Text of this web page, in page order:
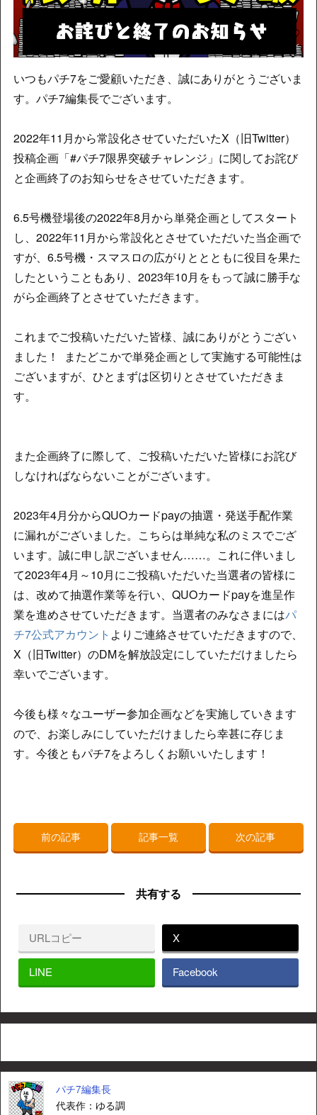
いつもパチ7をご愛顧いただき、誠にありがとうございま
す。パチ7編集長でございます。
2022年11月から常設化させていただいたX（旧Twitter）
投稿企画「#パチ7限界突破チャレンジ」に関してお詫び
と企画終了のお知らせをさせていただきます。
6.5号機登場後の2022年8月から単発企画としてスタート
し、2022年11月から常設化とさせていただいた当企画で
すが、6.5号機・スマスロの広がりととともに役目を果た
したということもあり、2023年10月をもって誠に勝手な
がら企画終了とさせていただきます。
これまでご投稿いただいた皆様、誠にありがとうござい
ました！ またどこかで単発企画として実施する可能性は
ございますが、ひとまずは区切りとさせていただきま
す。
また企画終了に際して、ご投稿いただいた皆様にお詫び
しなければならないことがございます。
2023年4月分からQUOカードpayの抽選・発送手配作業
に漏れがございました。こちらは単純な私のミスでござ
います。誠に申し訳ございません……。これに伴いまし
て2023年4月～10月にご投稿いただいた当選者の皆様に
は、改めて抽選作業等を行い、QUOカードpayを進呈作
業を進めさせていただきます。当選者のみなさまにはパ
チ7公式アカウント よりご連絡させていただきますので、
X（旧Twitter）のDMを解放設定にしていただけましたら
幸いでございます。
今後も様々なユーザー参加企画などを実施していきます
ので、お楽しみにしていただけましたら幸甚に存じま
す。今後ともパチ7をよろしくお願いいたします！
前の記事 記事一覧 次の記事
共有する
URLコピー X
LINE Facebook
パチ7編集長
代表作：ゆる調